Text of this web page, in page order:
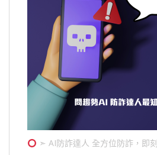
➣ AI防詐達人 全方位防詐，即